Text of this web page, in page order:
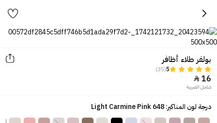
بولفر طلاء أظافر
5
(35)
16

شامل الضريبة
درجة لون المناكير: Light Carmine Pink 648